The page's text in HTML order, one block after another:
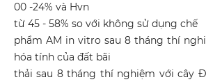
00 -24% và Hvn
từ 45 - 58% so với không sử dụng chế
phẩm AM in vitro sau 8 tháng thí
hóa tính của đất bãi
thải sau 8 tháng thí nghiệm với cây